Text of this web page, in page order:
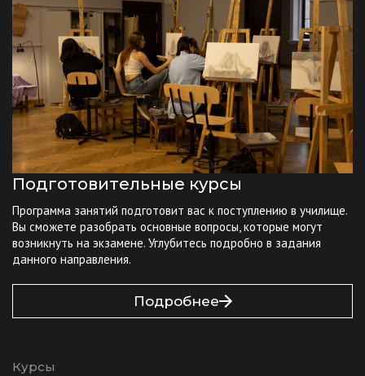
Подготовительные курсы
Программа занятий подготовит вас к поступлению в училище.
Вы сможете разобрать основные вопросы, которые могут
возникнуть на экзамене. Углубитесь подробно в задания
данного направления.
Подробнее
Курсы